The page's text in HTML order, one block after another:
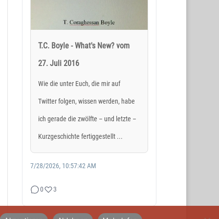
T.C. Boyle - What's New? vom
27. Juli 2016
Wie die unter Euch, die mir auf
Twitter folgen, wissen werden, habe
ich gerade die zwölfte – und letzte –
Kurzgeschichte fertiggestellt ...
7/28/2026, 10:57:42 AM
0 3